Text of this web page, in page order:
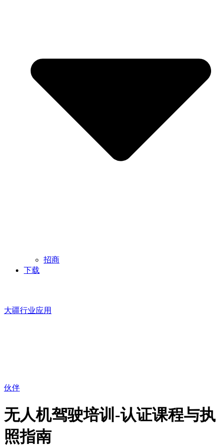
招商
下载
大疆行业应用
伙伴
无人机驾驶培训-认证课程与执
照指南